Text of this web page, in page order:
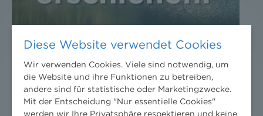
Diese Website verwendet Cookies
Wir verwenden Cookies. Viele sind notwendig, um
die Website und ihre Funktionen zu betreiben,
andere sind für statistische oder Marketingzwecke.
Mit der Entscheidung "Nur essentielle Cookies"
werden wir Ihre Privatsphäre respektieren und keine